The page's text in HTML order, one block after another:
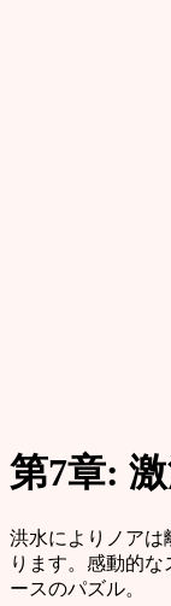
第7章:
洪水によりノアは
ります。感動的
ースのパズル。